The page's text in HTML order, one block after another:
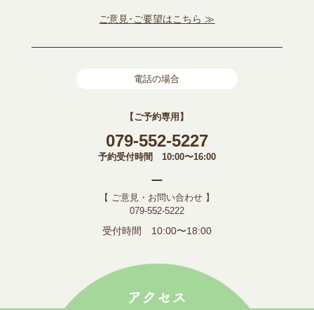
ご意見･ご要望はこちら ≫
電話の場合
【ご予約専用】
079-552-5227
予約受付時間 10:00〜16:00
【 ご意見・お問い合わせ 】
079-552-5222
受付時間 10:00〜18:00